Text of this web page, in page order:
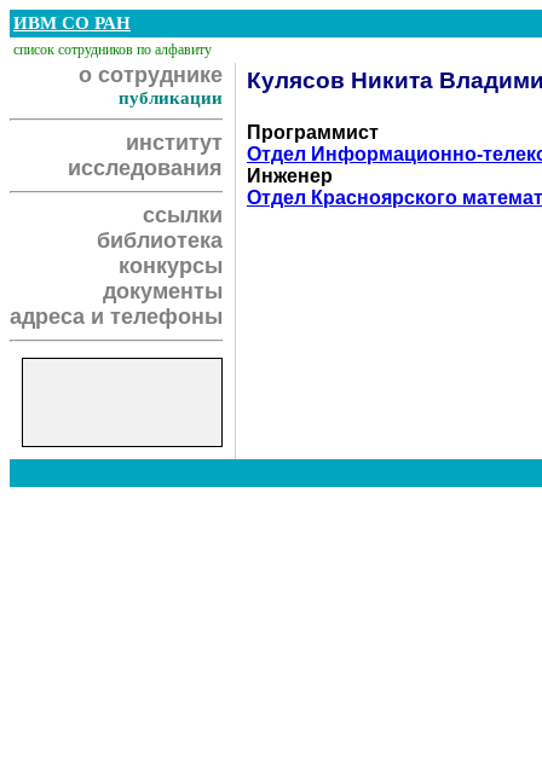
ИВМ СО РАН
список сотрудников по алфавиту
о сотруднике
публикации
институт
исследования
ссылки
библиотека
конкурсы
документы
адреса и телефоны
Кулясов Никита
Программист
Отдел Информационно-
Инженер
Отдел Красноярского